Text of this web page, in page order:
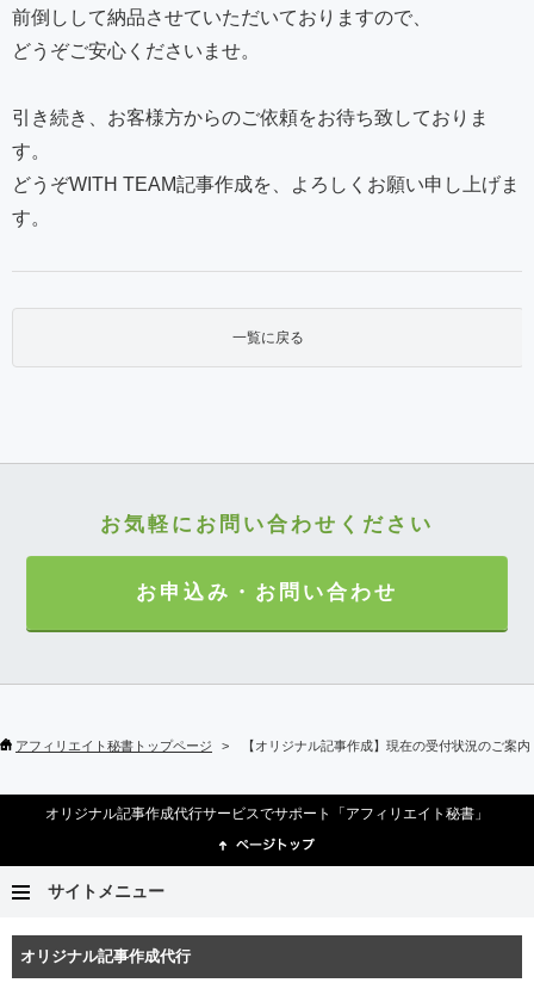
前倒しして納品させていただいておりますので、
どうぞご安心くださいませ。
引き続き、お客様方からのご依頼をお待ち致しておりま
す。
どうぞWITH TEAM記事作成を、よろしくお願い申し上げま
す。
一覧に戻る
お気軽にお問い合わせください
お申込み・お問い合わせ
アフィリエイト秘書トップページ 【オリジナル記事作成】現在の受付状況のご案
オリジナル記事作成代行サービスでサポート「アフィリエイト秘書」
サイトメニュー
オリジナル記事作成代行